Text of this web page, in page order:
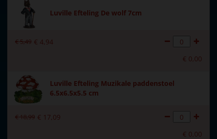
Luville Efteling De wolf 7cm
€5,49 € 4,94
€ 0,00
Luville Efteling Muzikale paddenstoel
6.5x6.5x5.5 cm
€18,99 € 17,09
€ 0,00